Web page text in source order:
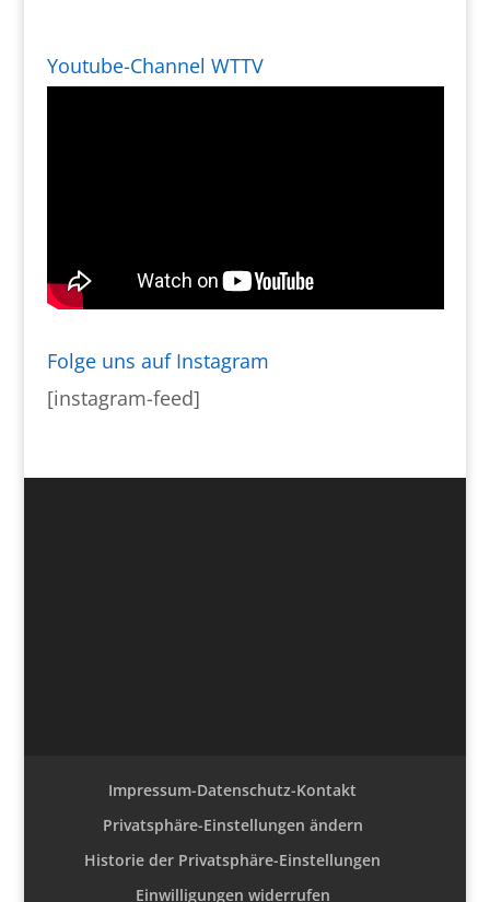
Youtube-Channel WTTV
Folge uns auf Instagram
[instagram-feed]
Impressum-Datenschutz-Kontakt
Privatsphäre-Einstellungen ändern
Historie der Privatsphäre-Einstellungen
Einwilligungen widerrufen